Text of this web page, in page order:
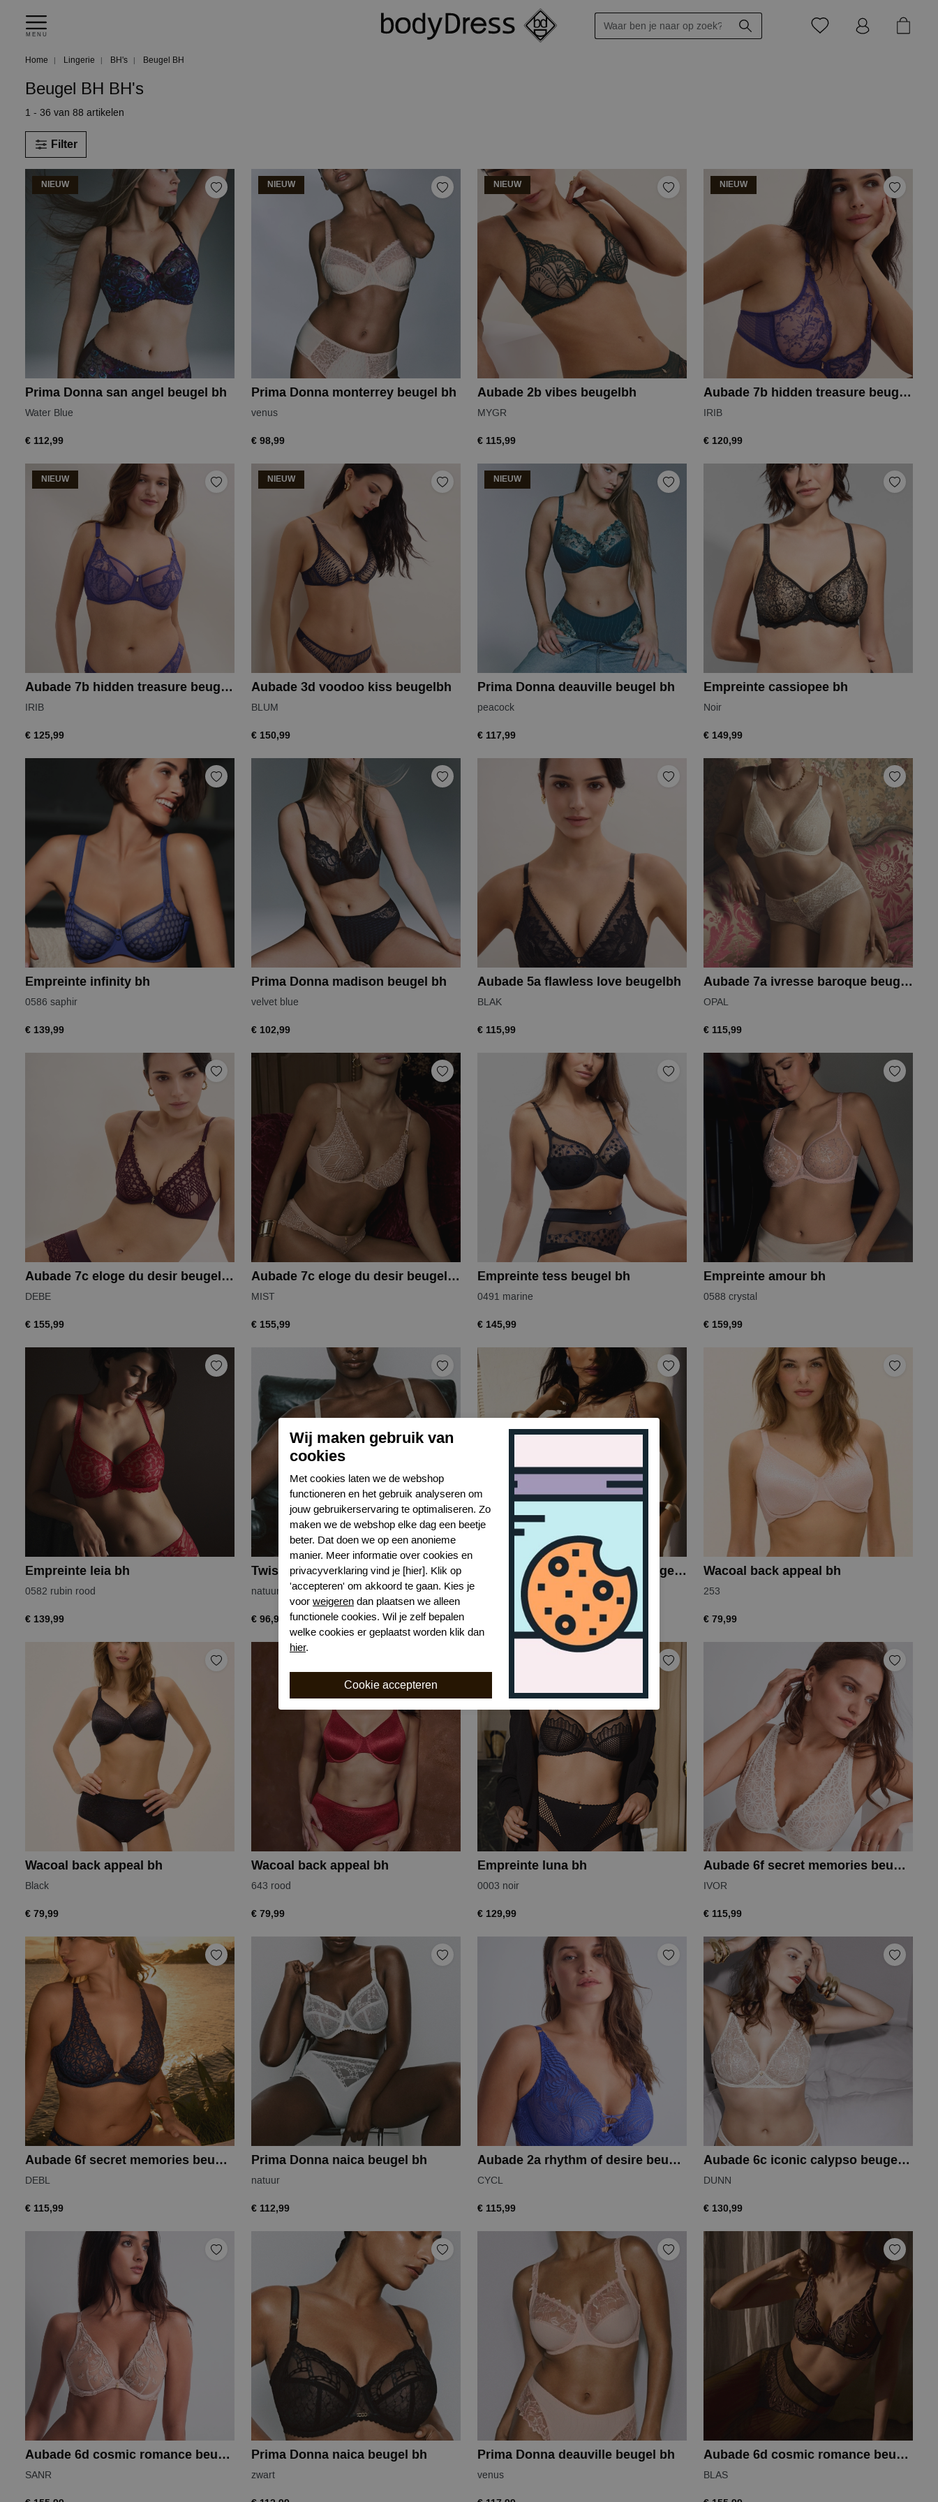
MENU
Home Lingerie BH's Beugel BH
Beugel BH BH's
1 - 36 van 88 artikelen
Filter
NIEUW
Prima Donna san angel beugel bh
Water Blue
€ 112,99
NIEUW
Prima Donna monterrey beugel bh
venus
€ 98,99
NIEUW
Aubade 2b vibes beugelbh
MYGR
€ 115,99
NIEUW
Aubade 7b hidden treasure beugelbh
IRIB
€ 120,99
NIEUW
Aubade 7b hidden treasure beugelbh
IRIB
€ 125,99
NIEUW
Aubade 3d voodoo kiss beugelbh
BLUM
€ 150,99
NIEUW
Prima Donna deauville beugel bh
peacock
€ 117,99
Empreinte cassiopee bh
Noir
€ 149,99
Empreinte infinity bh
0586 saphir
€ 139,99
Prima Donna madison beugel bh
velvet blue
€ 102,99
Aubade 5a flawless love beugelbh
BLAK
€ 115,99
Aubade 7a ivresse baroque beugel bh
OPAL
€ 115,99
Aubade 7c eloge du desir beugel bh
DEBE
€ 155,99
Aubade 7c eloge du desir beugel bh
MIST
€ 155,99
Empreinte tess beugel bh
0491 marine
€ 145,99
Empreinte amour bh
0588 crystal
€ 159,99
Empreinte leia bh
0582 rubin rood
€ 139,99
Twist by Prima Donna kero beugel bh
natuur
€ 96,99
Aubade 6g poetic delights beugel bh Wacoal back appeal bh
253
€ 79,99
Wacoal back appeal bh
Black
€ 79,99
Wacoal back appeal bh
643 rood
€ 79,99
Empreinte luna bh
0003 noir
€ 129,99
Aubade 6f secret memories beugel bh
IVOR
€ 115,99
Aubade 6f secret memories beugel bh
DEBL
€ 115,99
Prima Donna naica beugel bh
natuur
€ 112,99
Aubade 2a rhythm of desire beugel bh
CYCL
€ 115,99
Aubade 6c iconic calypso beugel bh
DUNN
€ 130,99
Aubade 6d cosmic romance beugelbh
SANR
Prima Donna naica beugel bh
zwart
Prima Donna deauville beugel bh
venus
Aubade 6d cosmic romance beugelbh
BLAS
Wij maken gebruik van
cookies
Met cookies laten we de webshop
functioneren en het gebruik analyseren om
jouw gebruikerservaring te optimaliseren. Zo
maken we de webshop elke dag een beetje
beter. Dat doen we op een anonieme
manier. Meer informatie over cookies en
privacyverklaring vind je [hier]. Klik op
'accepteren' om akkoord te gaan. Kies je
voor weigeren dan plaatsen we alleen
functionele cookies. Wil je zelf bepalen
welke cookies er geplaatst worden klik dan
hier.